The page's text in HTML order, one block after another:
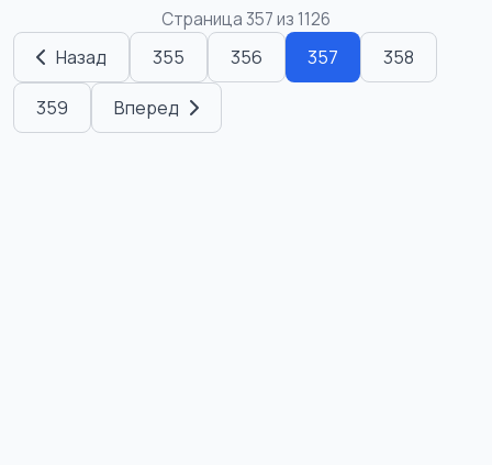
Страница 357 из 1126
Назад 355 356 357 358
359 Вперед